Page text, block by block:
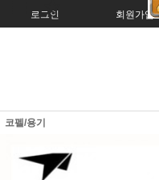
로그인 회원가입
코펠/용기